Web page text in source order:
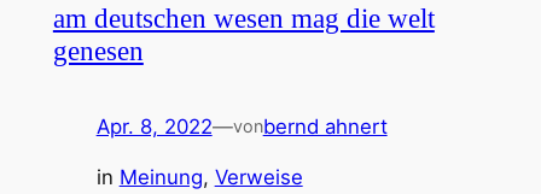
am deutschen wesen mag die welt
genesen
Apr. 8, 2022—vonbernd ahnert
in Meinung, Verweise